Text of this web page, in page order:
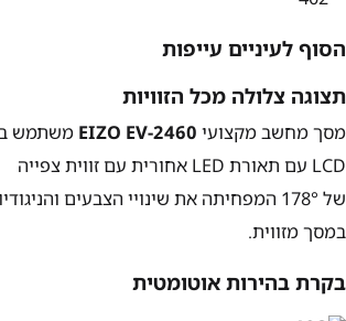
הסוף לעיניים עייפות
תצוגה צלולה מכל הזוויות
מסך מחשב מקצועי EIZO EV-2460 משתמש
LCD עם תאורת LED אחורית עם זווית צפייה
של 178° המפחיתה את שינויי הצבעים
במסך מזווית.
בקרת בהירות אוטומטית